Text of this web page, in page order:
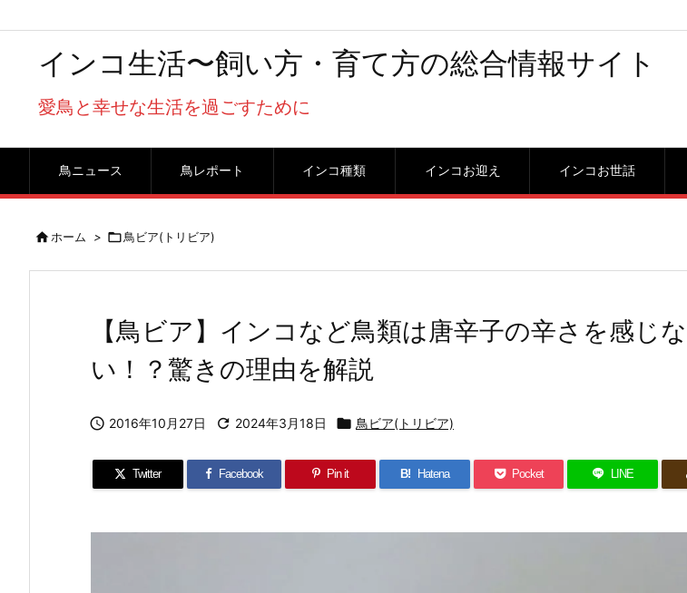
インコ生活〜飼い方・育て方の総合情報サイト
愛鳥と幸せな生活を過ごすために
鳥ニュース 鳥レポート インコ種類 インコお迎え インコお世話
ホーム > 鳥ビア(トリビア)
【鳥ビア】インコなど鳥類は唐辛子の辛さを感じな
い！？驚きの理由を解説
 2016年10月27日  2024年3月18日  鳥ビア(トリビア)
Twitter Facebook Pin it B! Hatena Pocket LINE